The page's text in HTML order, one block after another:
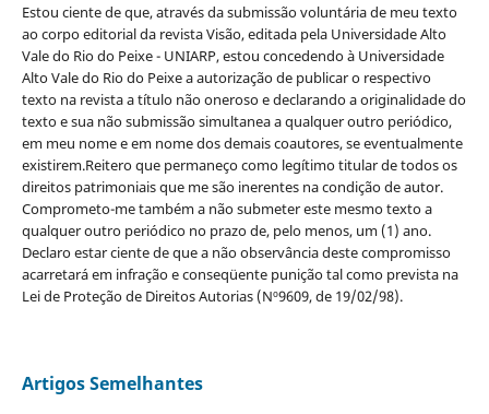
Estou ciente de que, através da submissão voluntária de meu texto
ao corpo editorial da revista Visão, editada pela Universidade Alto
Vale do Rio do Peixe - UNIARP, estou concedendo à Universidade
Alto Vale do Rio do Peixe a autorização de publicar o respectivo
texto na revista a título não oneroso e declarando a originalidade do
texto e sua não submissão simultanea a qualquer outro periódico,
em meu nome e em nome dos demais coautores, se eventualmente
existirem.Reitero que permaneço como legítimo titular de todos os
direitos patrimoniais que me são inerentes na condição de autor.
Comprometo-me também a não submeter este mesmo texto a
qualquer outro periódico no prazo de, pelo menos, um (1) ano.
Declaro estar ciente de que a não observância deste compromisso
acarretará em infração e conseqüente punição tal como prevista na
Lei de Proteção de Direitos Autorias (Nº9609, de 19/02/98).
Artigos Semelhantes